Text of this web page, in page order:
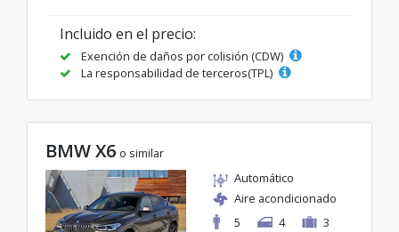
Incluido en el precio:
Exención de daños por colisión (CDW)
La responsabilidad de terceros(TPL)
BMW X6 o similar
Automático
Aire acondicionado
5
4 3